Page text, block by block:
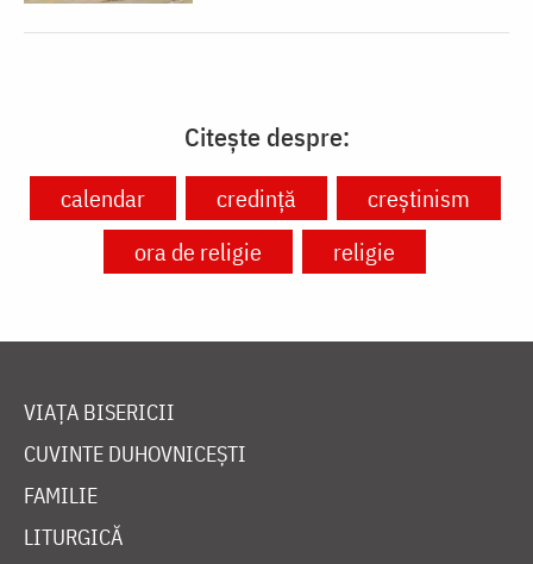
Citește despre:
calendar credință
creștinism
ora de religie
religie
VIAȚA BISERICII
CUVINTE DUHOVNICEȘTI
FAMILIE
LITURGICĂ